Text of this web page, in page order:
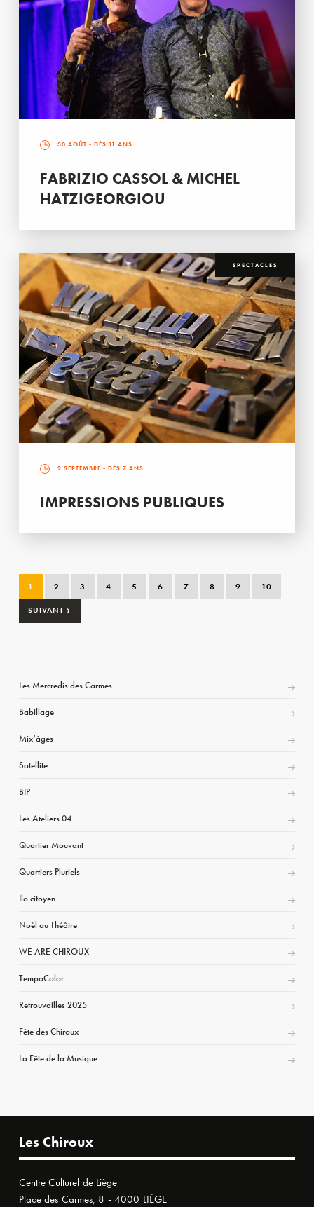
30 AOÛT - DÈS 11 ANS
FABRIZIO CASSOL & MICHEL
HATZIGEORGIOU
SPECTACLES
2 SEPTEMBRE - DÈS 7 ANS
IMPRESSIONS PUBLIQUES
1 2 3 4 5 6 7 8 9 10
SUIVANT ›
Les Mercredis des Carmes
Babillage
Mix’âges
Satellite
BIP
Les Ateliers 04
Quartier Mouvant
Quartiers Pluriels
Ilo citoyen
Noël au Théâtre
WE ARE CHIROUX
TempoColor
Retrouvailles 2025
Fête des Chiroux
La Fête de la Musique
Les Chiroux
Centre Culturel de Liège
Place des Carmes, 8 - 4000 LIÈGE